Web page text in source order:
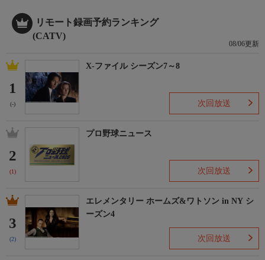
リモート録画予約ランキング
(CATV)
08/06更新
1
(-)
X-ファイル シーズン7～8
次回放送
2
(1)
プロ野球ニュース
次回放送
3
(2)
エレメンタリー ホームズ&ワトソン in NY シ
ーズン4
次回放送